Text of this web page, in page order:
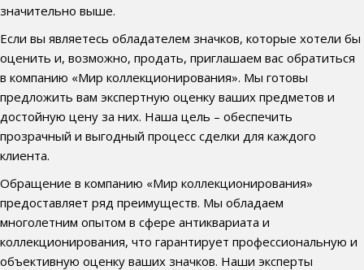
значительно выше.
Если вы являетесь обладателем значков, которые хотели бы
оценить и, возможно, продать, приглашаем вас обратиться
в компанию «Мир коллекционирования». Мы готовы
предложить вам экспертную оценку ваших предметов и
достойную цену за них. Наша цель – обеспечить
прозрачный и выгодный процесс сделки для каждого
клиента.
Обращение в компанию «Мир коллекционирования»
предоставляет ряд преимуществ. Мы обладаем
многолетним опытом в сфере антиквариата и
коллекционирования, что гарантирует профессиональную и
объективную оценку ваших значков. Наши эксперты